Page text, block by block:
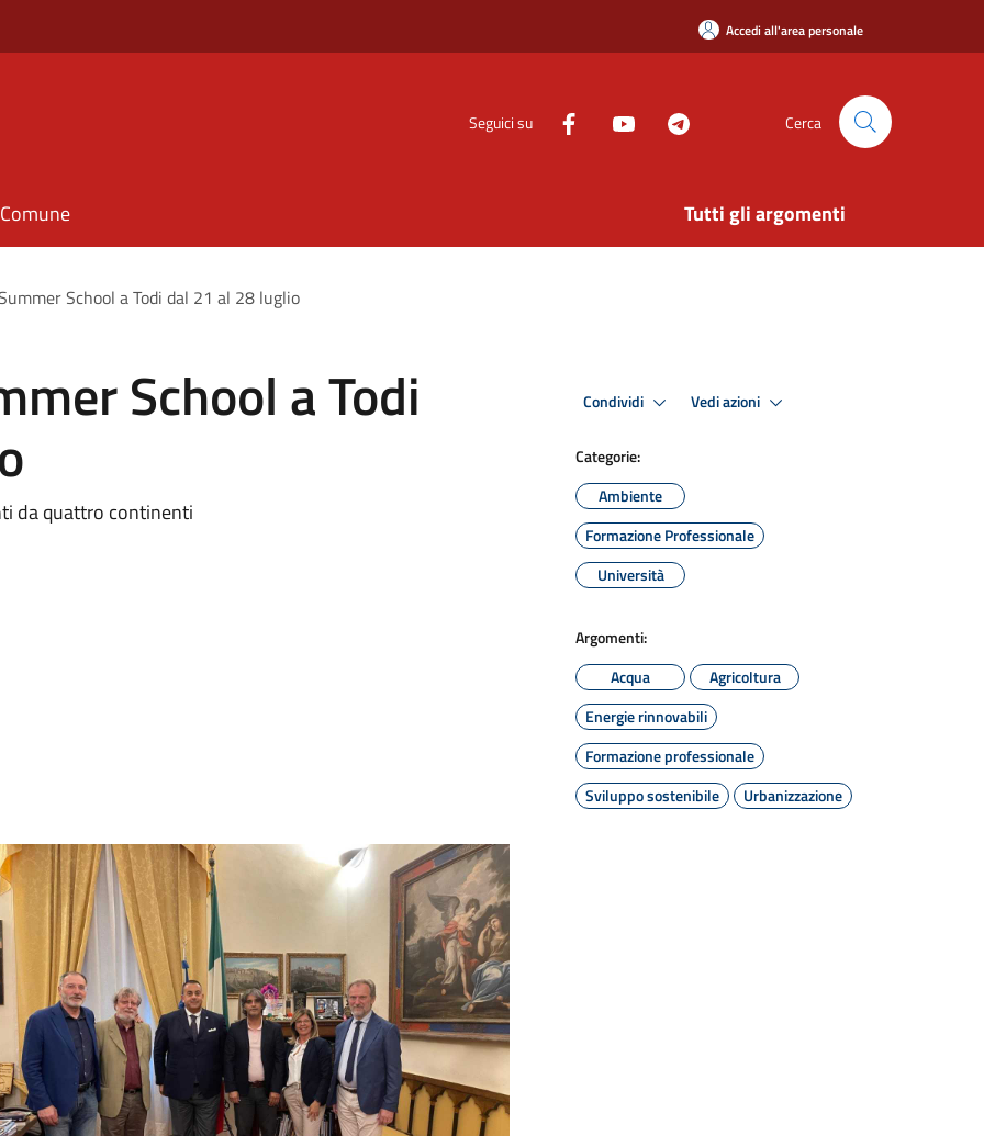
Accedi all'area personale
Seguici su Cerca
Tutti gli argomenti
School a Todi dal 21 al 28 luglio
School a Todi
da quattro continenti
Condividi Vedi azioni
Categorie:
Ambiente
Formazione Professionale
Università
Argomenti:
Acqua
Agricoltura
Energie rinnovabili
Formazione professionale
Sviluppo sostenibile
Urbanizzazione